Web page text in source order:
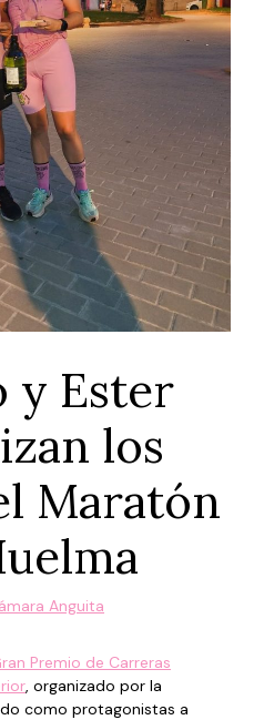
y Ester
los
Maratón
Anguita
Premio de Carreras
, organizado por la
como protagonistas a